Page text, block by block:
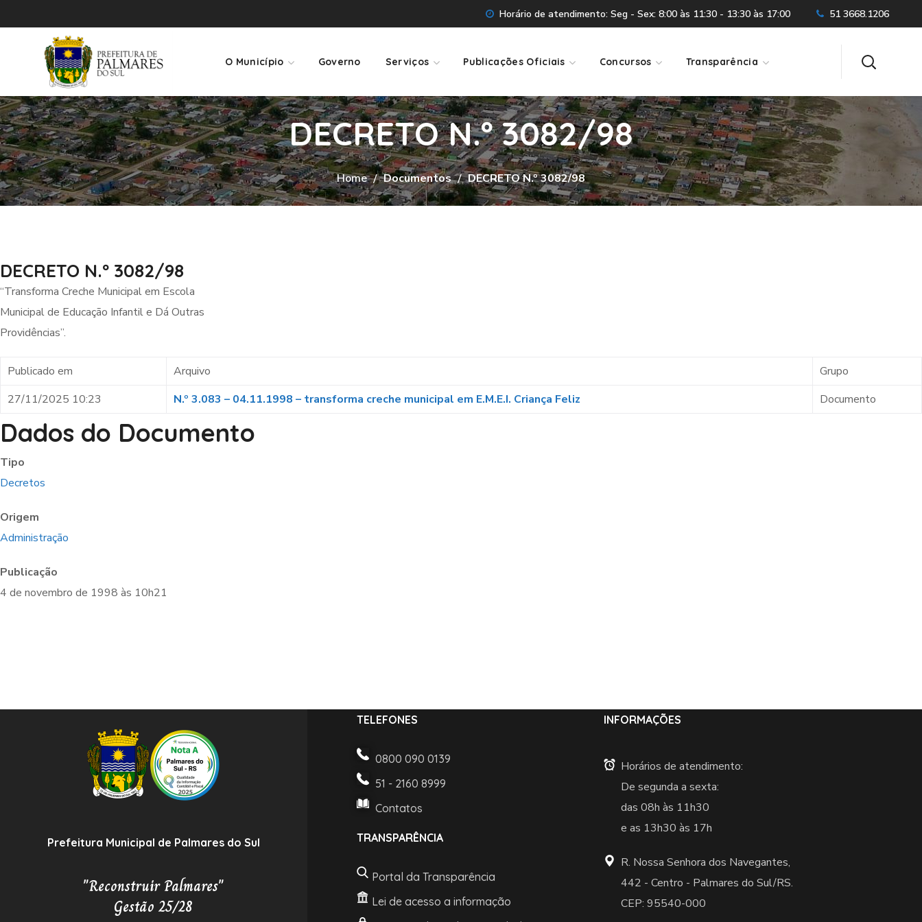
Horário de atendimento: Seg - Sex: 8:00 às 11:30 - 13:30 às 17:00 51 3668.1206
O Município Governo Serviços Publicações Oficiais Concursos Transparência
DECRETO N.º 3082/98
Home Documentos DECRETO N.º 3082/98
DECRETO N.º 3082/98
“Transforma Creche Municipal em Escola
Municipal de Educação Infantil e Dá Outras
Providências”.
Publicado em Arquivo
Grupo
27/11/2025 10:23
N.º 3.083 – 04.11.1998 – transforma creche municipal em E.M.E.I. Criança Feliz Documento
Dados do Documento
Tipo
Decretos
Origem
Administração
Publicação
4 de novembro de 1998 às 10h21
Prefeitura Municipal de Palmares do Sul
"Reconstruir Palmares"
Gestão 25/28
TELEFONES
0800 090 0139
51 - 2160 8999
Contatos
TRANSPARÊNCIA
Portal da Transparência
Lei de acesso a informação
INFORMAÇÕES
Horários de atendimento:
De segunda a sexta:
das 08h às 11h30
e as 13h30 às 17h
R. Nossa Senhora dos Navegantes,
442 -Centro - Palmares do Sul/RS.
CEP: 95540-000